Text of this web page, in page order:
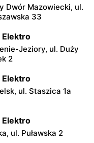
Dwór Mazowiecki, ul.
33
Elektro
Jeziory, ul. Duży
2
Elektro
ul. Staszica 1a
Elektro
ul. Puławska 2